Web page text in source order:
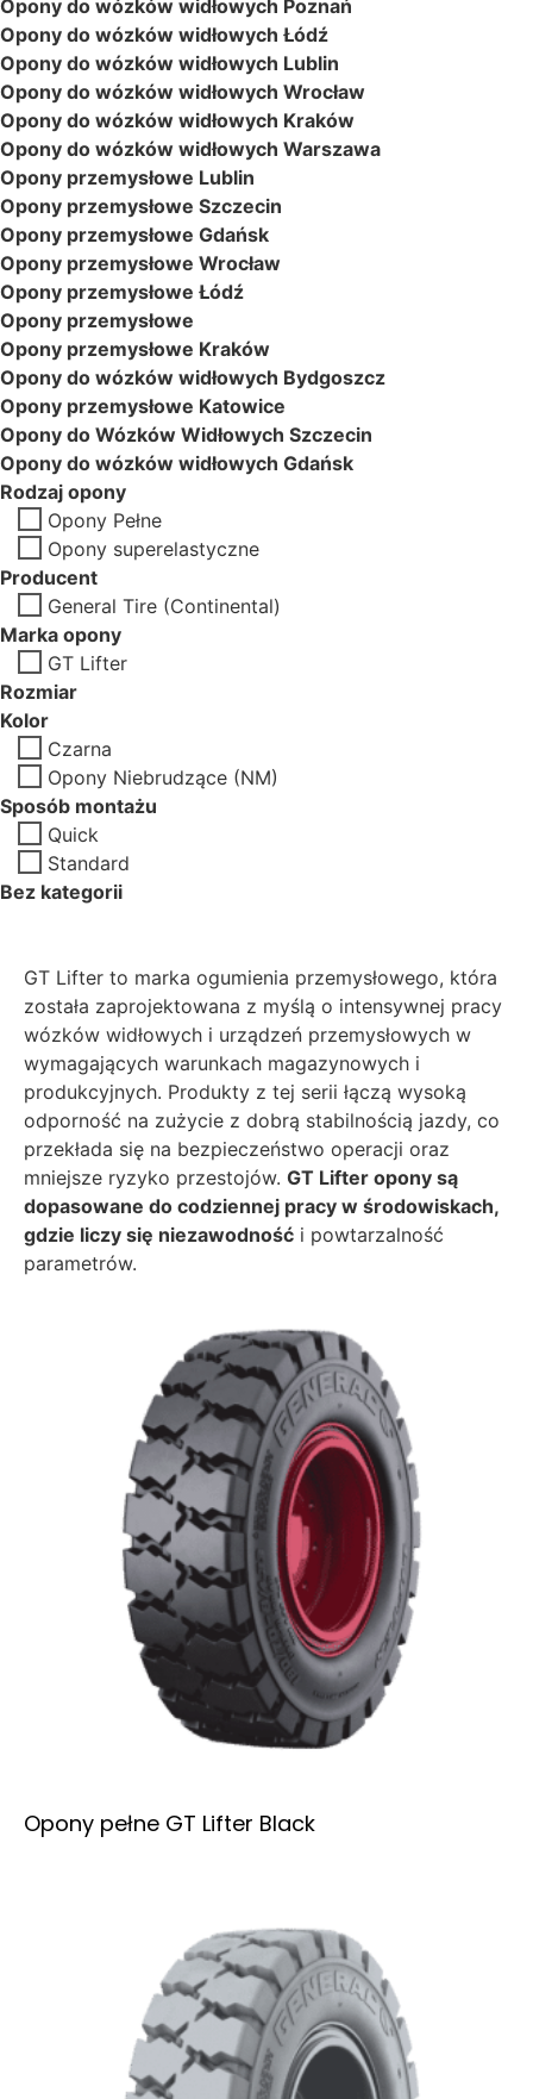
Opony do wózków widłowych Poznań
Opony do wózków widłowych Łódź
Opony do wózków widłowych Lublin
Opony do wózków widłowych Wrocław
Opony do wózków widłowych Kraków
Opony do wózków widłowych Warszawa
Opony przemysłowe Lublin
Opony przemysłowe Szczecin
Opony przemysłowe Gdańsk
Opony przemysłowe Wrocław
Opony przemysłowe Łódź
Opony przemysłowe
Opony przemysłowe Kraków
Opony do wózków widłowych Bydgoszcz
Opony przemysłowe Katowice
Opony do Wózków Widłowych Szczecin
Opony do wózków widłowych Gdańsk
Rodzaj opony
Opony Pełne
Opony superelastyczne
Producent
General Tire (Continental)
Marka opony
GT Lifter
Rozmiar
Kolor
Czarna
Opony Niebrudzące (NM)
Sposób montażu
Quick
Standard
Bez kategorii
GT Lifter to marka ogumienia przemysłowego, która
została zaprojektowana z myślą o intensywnej pracy
wózków widłowych i urządzeń przemysłowych w
wymagających warunkach magazynowych i
produkcyjnych. Produkty z tej serii łączą wysoką
odporność na zużycie z dobrą stabilnością jazdy, co
przekłada się na bezpieczeństwo operacji oraz
mniejsze ryzyko przestojów. GT Lifter opony są
dopasowane do codziennej pracy w środowiskach,
gdzie liczy się niezawodność i powtarzalność
parametrów.
Opony pełne GT Lifter Black